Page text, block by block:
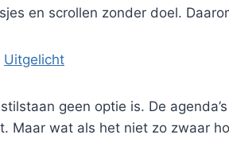
en scrollen zonder doel.
Uitgelicht
geen optie is. De
Maar wat als het niet zo zwaar